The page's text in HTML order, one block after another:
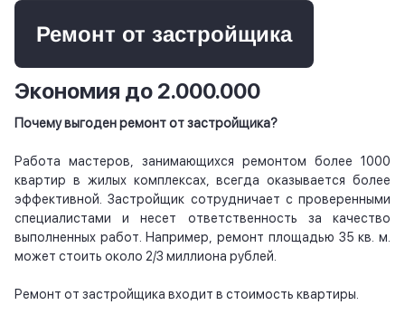
Ремонт от застройщика
Экономия до 2.000.000
Почему выгоден ремонт от застройщика?
Работа мастеров, занимающихся ремонтом более 1000
квартир в жилых комплексах, всегда оказывается более
эффективной. Застройщик сотрудничает с проверенными
специалистами и несет ответственность за качество
выполненных работ. Например, ремонт площадью 35 кв. м.
может стоить около 2/3 миллиона рублей.
Ремонт от застройщика входит в стоимость квартиры.